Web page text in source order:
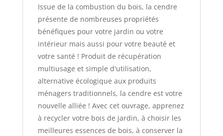
Issue de la combustion du bois, la cendre
présente de nombreuses propriétés
bénéfiques pour votre jardin ou votre
intérieur mais aussi pour votre beauté et
votre santé ! Produit de récupération
multiusage et simple d'utilisation,
alternative écologique aux produits
ménagers traditionnels, la cendre est votre
nouvelle alliée ! Avec cet ouvrage, apprenez
à recycler votre bois de jardin, à choisir les
meilleures essences de bois, à conserver la